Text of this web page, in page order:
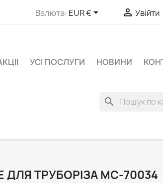
Валюта: EUR €  Увійти
УСІ ПОСЛУГИ НОВИНИ
search
ДЛЯ ТРУБОРІЗА MC-70034